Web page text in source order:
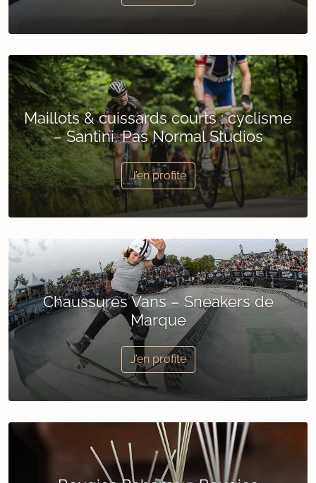
Maillots & cuissards courts : cyclisme
– Santini, Pas Normal Studios
J’en profite
Chaussures Vans – Sneakers de
Marque
J’en profite